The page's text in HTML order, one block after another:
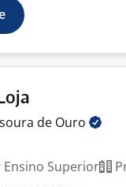
de Ouro
Ensino Superior